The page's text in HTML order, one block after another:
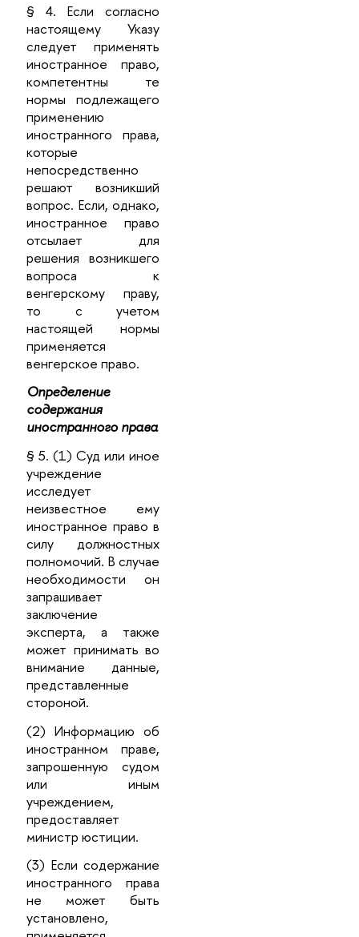
§ 4. Если согласно
настоящему Указу
следует применять
иностранное право,
компетентны те
нормы подлежащего
применению
иностранного права,
которые
непосредственно
решают возникший
вопрос. Если, однако,
иностранное право
отсылает для
решения возникшего
вопроса к
венгерскому праву,
то с учетом
настоящей нормы
применяется
венгерское право.
Определение
содержания
иностранного права
§ 5. (1) Суд или иное
учреждение
исследует
неизвестное ему
иностранное право в
силу должностных
полномочий. В случае
необходимости он
запрашивает
заключение
эксперта, а также
может принимать во
внимание данные,
представленные
стороной.
(2) Информацию об
иностранном праве,
запрошенную судом
или иным
учреждением,
предоставляет
министр юстиции.
(3) Если содержание
иностранного права
не может быть
установлено,